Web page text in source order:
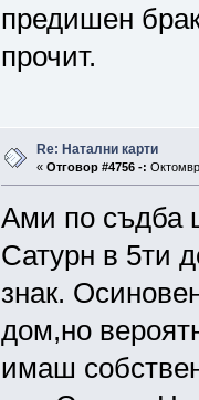
предишен
прочит.
Re: Натални карти
« Отговор #4756 -:
Ами по съдба
Сатурн в 5ти
знак.
дом,но
имаш